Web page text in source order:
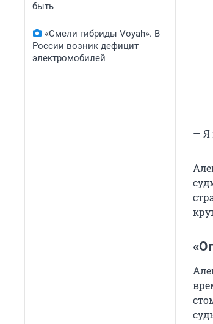
быть
«Смели гибриды Voyah». В
России возник дефицит
электромобилей
— Я